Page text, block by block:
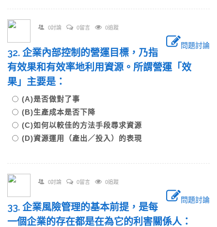
0討論 0留言 0追蹤
問題討論
32. 企業內部控制的營運目標，乃指
有效果和有效率地利用資源。所謂營運「效
果」主要是：
(A)是否做對了事
(B)生產成本是否下降
(C)如何以較佳的方法手段尋求資源
(D)資源運用（產出／投入）的表現
0討論 0留言 0追蹤
問題討論
33. 企業風險管理的基本前提，是每
一個企業的存在都是在為它的利害關係人：